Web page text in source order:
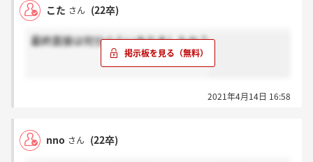
こた さん (22卒)
最終面接は何分ぐらいありましたか？
2021年4月14日 16:58
nno さん (22卒)